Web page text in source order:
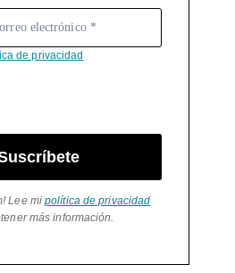
de privacidad
Lee mipolítica de privacidad
más información.